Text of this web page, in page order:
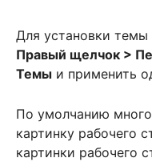
Для установки
Правый щелчок >
Темы и применить
По умолчанию
картинку рабочего
картинки рабочего